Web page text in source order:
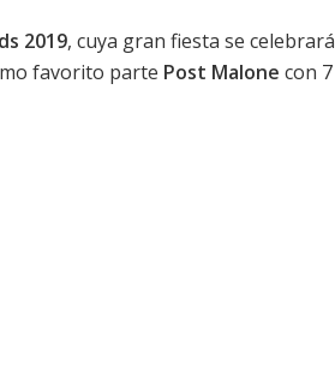
2019, cuya gran fiesta se celebrará
favorito parte Post Malone con 7